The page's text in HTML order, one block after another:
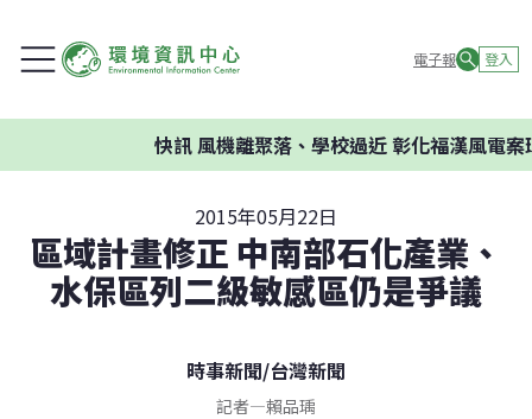
電子報 登入
快訊風機離聚落、學校過近 彰化福漢風電案環
2015年05月22日
區域計畫修正 中南部石化產業、
水保區列二級敏感區仍是爭議
時事新聞/台灣新聞
記者—賴品瑀